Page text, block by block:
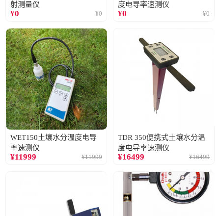
射测量仪
¥0 ¥0
度电导率速测仪
¥0 ¥0
WET150土壤水分温度电导
率速测仪
¥11999 ¥11999
TDR 350便携式土壤水分温
度电导率速测仪
¥16499 ¥16499